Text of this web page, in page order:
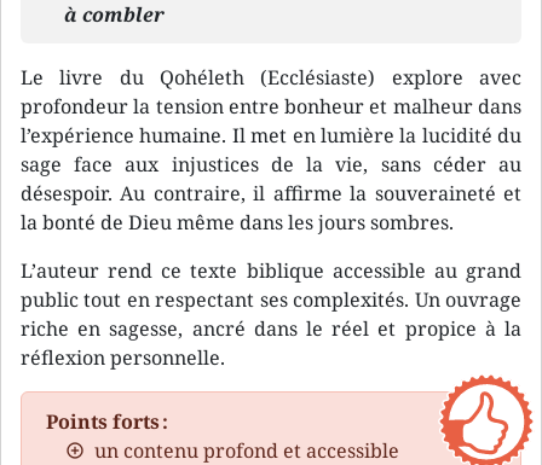
à combler
Le livre du Qohéleth (Ecclésiaste) explore avec
profondeur la tension entre bonheur et malheur dans
l’expérience humaine. Il met en lumière la lucidité du
sage face aux injustices de la vie, sans céder au
désespoir. Au contraire, il affirme la souveraineté et
la bonté de Dieu même dans les jours sombres.
L’auteur rend ce texte biblique accessible au grand
public tout en respectant ses complexités. Un ouvrage
riche en sagesse, ancré dans le réel et propice à la
réflexion personnelle.
Points forts :
un contenu profond et accessible